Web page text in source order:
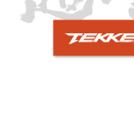
鉄拳